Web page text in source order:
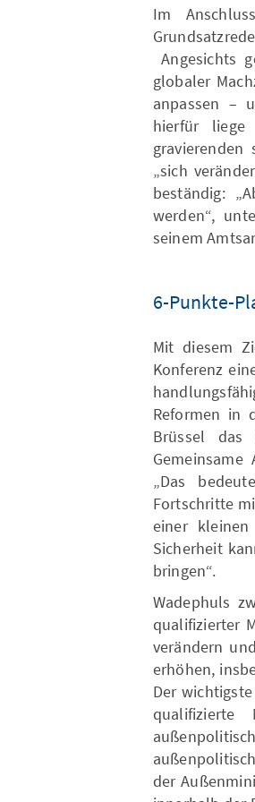
Im
Angesichts
globaler
anpassen –
hierfür
„sich
beständig:
werden“,
seinem
6-Punkte-
Mit diesem
Konferenz
Reformen in
Brüssel das
„Das
Fortschritte
einer
Sicherheit
bringen“.
Wadephuls
qualifizierter
verändern
erhöhen,
Der
der